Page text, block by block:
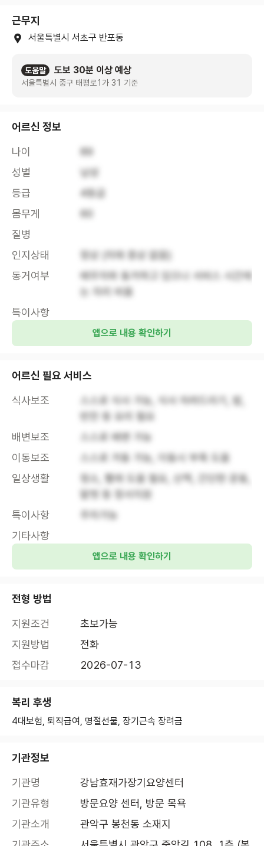
근무지
서울특별시 서초구 반포동
도움말 도보 30분 이상 예상
서울특별시 중구 태평로1가 31 기준
어르신 정보
나이
89
성별
남성
등급
4등급
몸무게
60
질병
인지상태
정상 (치매 증상 없음)
동거여부
배우자와 동거하고 있으나 서비스 시간에
는 자리 비움
특이사항
앱으로 내용 확인하기
어르신 필요 서비스
식사보조
스스로 식사 가능, 식사 차려드리기, 밥,
반찬 등 요리 필요
배변보조
스스로 배변 가능
이동보조
스스로 거동 가능, 이동시 부축 도움
일상생활
청소, 빨래 도움 필요, 산책, 간단한 운동,
말벗 등 정서지원
특이사항
주차가능
기타사항
앱으로 내용 확인하기
전형 방법
지원조건
초보가능
지원방법
전화
접수마감
2026-07-13
복리 후생
4대보험, 퇴직급여, 명절선물, 장기근속 장려금
기관정보
기관명
강남효재가장기요양센터
기관유형
방문요양 센터, 방문 목욕
기관소개
관악구 봉천동 소재지